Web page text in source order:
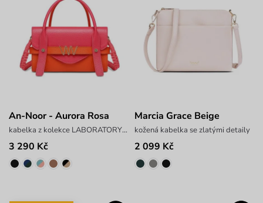
An-Noor - Aurora Rosa
kabelka z kolekce LABORATORY x ANTONIN SIMON
3 290 Kč
Marcia Grace Beige
kožená kabelka se zlatými detaily
2 099 Kč